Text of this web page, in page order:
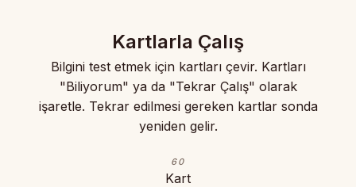
Kartlarla Çalış
Bilgini test etmek için kartları çevir. Kartları
"Biliyorum" ya da "Tekrar Çalış" olarak
işaretle. Tekrar edilmesi gereken kartlar sonda
yeniden gelir.
60
Kart